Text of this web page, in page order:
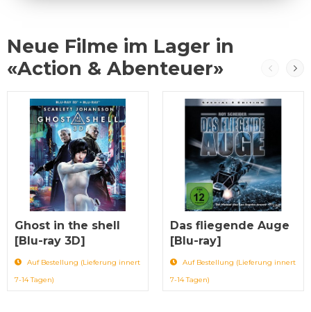
Neue Filme im Lager in
«Action & Abenteuer»
Ghost in the shell
[Blu-ray 3D]
Auf Bestellung (Lieferung innert
7-14 Tagen)
Das fliegende Auge
[Blu-ray]
Auf Bestellung (Lieferung innert
7-14 Tagen)